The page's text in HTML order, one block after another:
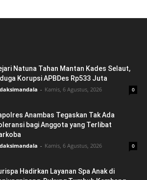
Natuna Tahan Mantan Kades Selaut,
Korupsi APBDes Rp533 Juta
- Kamis, 6 Agustus, 2026 0
Anambas Tegaskan Tak Ada
bagi Anggota yang Terlibat
- Kamis, 6 Agustus, 2026 0
Hadirkan Layanan Spa Anak di